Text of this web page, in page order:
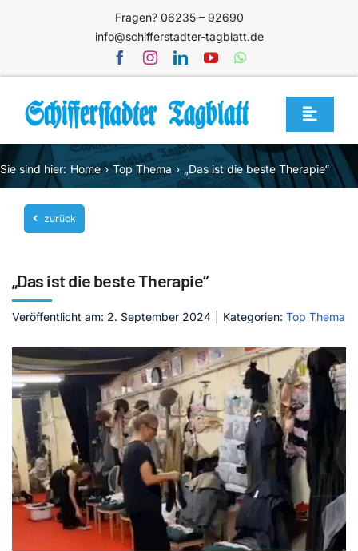
Fragen? 06235 – 92690
info@schifferstadter-tagblatt.de
Toggle
Home
Themen
Blog
Service
Mediathek
Jetzt abonnieren
Kontakt
Sie sind hier: Home Top Thema „Das ist die beste Therapie“
zurück
„Das ist die beste Therapie“
Veröffentlicht am: 2. September 2024 Kategorien: Top Thema